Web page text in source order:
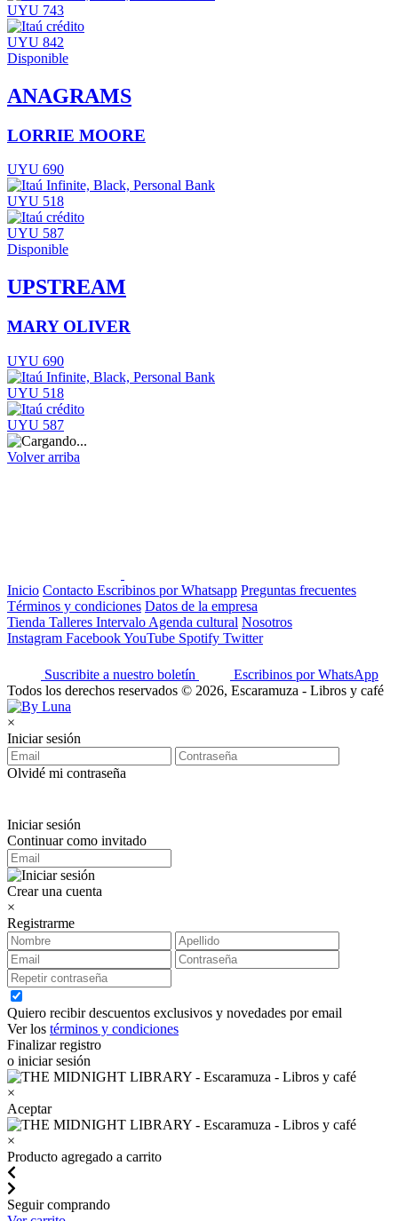
UYU 743
UYU 842
Disponible
ANAGRAMS
LORRIE MOORE
UYU 690
UYU 518
UYU 587
Disponible
UPSTREAM
MARY OLIVER
UYU 690
UYU 518
UYU 587
Volver arriba
Inicio Contacto Escribinos por Whatsapp Preguntas frecuentes
Términos y condiciones Datos de la empresa
Tienda Talleres Intervalo Agenda cultural Nosotros
Instagram FacebookYouTube Spotify Twitter
Suscribite a nuestro boletín
Escribinos por WhatsApp
Todos los derechos reservados © 2026, Escaramuza - Libros y café
×
Iniciar sesión
Olvidé mi contraseña
Iniciar sesión
Continuar como invitado
Crear una cuenta
×
Registrarme
Quiero recibir descuentos exclusivos y novedades por email
Ver los términos y condiciones
Finalizar registro
o iniciar sesión
×
Aceptar
×
Producto agregado a carrito
Seguir comprando